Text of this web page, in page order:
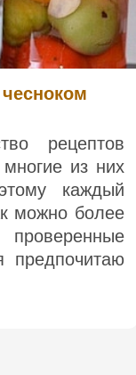
рецептов
из них
каждый
можно более
проверенные
предпочитаю